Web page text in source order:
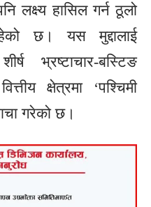
लक्ष्य हासिल गर्न ठूलो
छ। यस मुद्दालाई
भ्रष्टाचार-बस्टिङ
क्षेत्रमा ‘पश्चिमी
गरेको छ।